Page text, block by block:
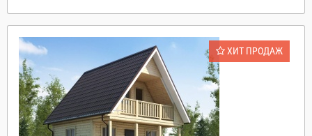
ХИТ ПРОДАЖ